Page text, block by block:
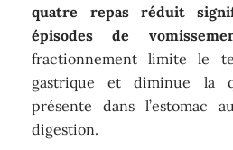
quatre repas réduit
épisodes de
fractionnement limite le
gastrique et diminue la
présente dans l’estomac
digestion.